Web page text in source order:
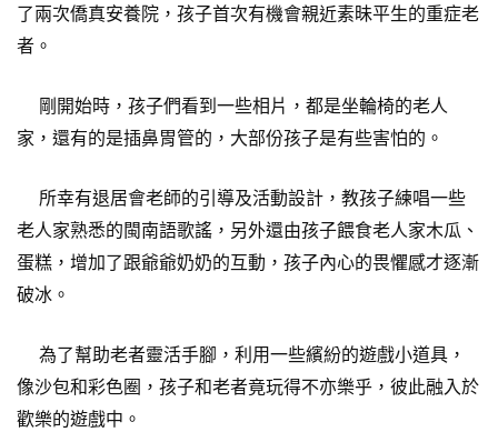
了兩次僑真安養院，孩子首次有機會親近素昧平生的重症老
者。
剛開始時，孩子們看到一些相片，都是坐輪椅的老人
家，還有的是插鼻胃管的，大部份孩子是有些害怕的。
所幸有退居會老師的引導及活動設計，教孩子練唱一些
老人家熟悉的閩南語歌謠，另外還由孩子餵食老人家木瓜、
蛋糕，增加了跟爺爺奶奶的互動，孩子內心的畏懼感才逐漸
破冰。
為了幫助老者靈活手腳，利用一些繽紛的遊戲小道具，
像沙包和彩色圈，孩子和老者竟玩得不亦樂乎，彼此融入於
歡樂的遊戲中。